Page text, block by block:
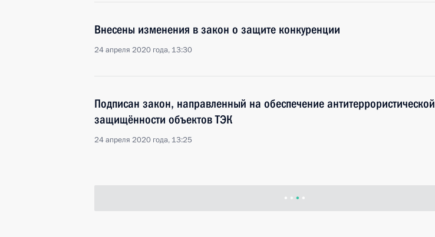
Внесены изменения в закон о защите конкуренции
24 апреля 2020 года, 13:30
Подписан закон, направленный на обеспечение антитеррористической
защищённости объектов ТЭК
24 апреля 2020 года, 13:25